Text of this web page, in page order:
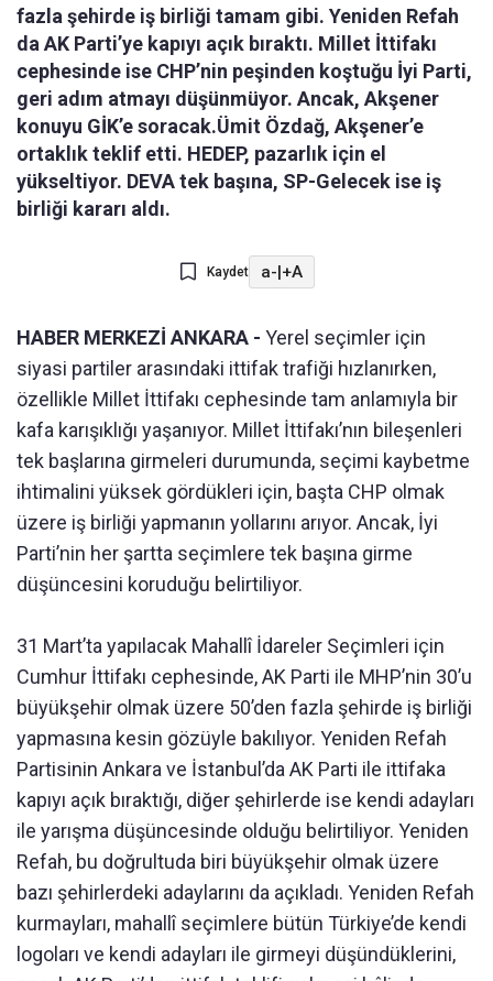
fazla şehirde iş birliği tamam gibi. Yeniden Refah
da AK Parti’ye kapıyı açık bıraktı. Millet İttifakı
cephesinde ise CHP’nin peşinden koştuğu İyi Parti,
geri adım atmayı düşünmüyor. Ancak, Akşener
konuyu GİK’e soracak.Ümit Özdağ, Akşener’e
ortaklık teklif etti. HEDEP, pazarlık için el
yükseltiyor. DEVA tek başına, SP-Gelecek ise iş
birliği kararı aldı.
Kaydet a-|+A
HABER MERKEZİ ANKARA - Yerel seçimler için
siyasi partiler arasındaki ittifak trafiği hızlanırken,
özellikle Millet İttifakı cephesinde tam anlamıyla bir
kafa karışıklığı yaşanıyor. Millet İttifakı’nın bileşenleri
tek başlarına girmeleri durumunda, seçimi kaybetme
ihtimalini yüksek gördükleri için, başta CHP olmak
üzere iş birliği yapmanın yollarını arıyor. Ancak, İyi
Parti’nin her şartta seçimlere tek başına girme
düşüncesini koruduğu belirtiliyor.
31 Mart’ta yapılacak Mahallî İdareler Seçimleri için
Cumhur İttifakı cephesinde, AK Parti ile MHP’nin 30’u
büyükşehir olmak üzere 50’den fazla şehirde iş birliği
yapmasına kesin gözüyle bakılıyor. Yeniden Refah
Partisinin Ankara ve İstanbul’da AK Parti ile ittifaka
kapıyı açık bıraktığı, diğer şehirlerde ise kendi adayları
ile yarışma düşüncesinde olduğu belirtiliyor. Yeniden
Refah, bu doğrultuda biri büyükşehir olmak üzere
bazı şehirlerdeki adaylarını da açıkladı. Yeniden Refah
kurmayları, mahallî seçimlere bütün Türkiye’de kendi
logoları ve kendi adayları ile girmeyi düşündüklerini,